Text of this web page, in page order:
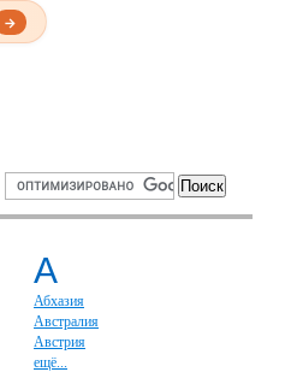
→
А
Абхазия
Австралия
Австрия
ещё...